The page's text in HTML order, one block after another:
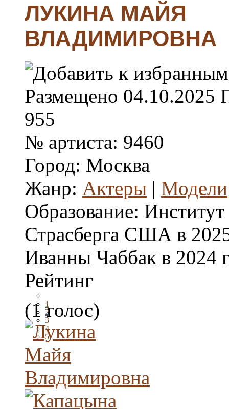
ЛУКИНА МАЙЯ
ВЛАДИМИРОВНА
Размещено 04.10.2025
955
№ артиста: 9460
Город: Москва
Жанр: Актеры | Модели
Образование:
Страсберга США в
Иванны Чаббак в 2024
Рейтинг
1
2
3
4
5
(1 голос)